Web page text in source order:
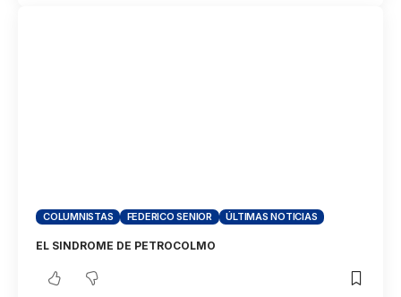
COLUMNISTAS FEDERICO SENIOR ÚLTIMAS NOTICIAS
EL SINDROME DE PETROCOLMO